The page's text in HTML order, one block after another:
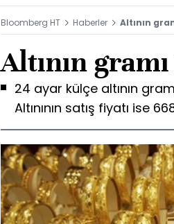
Bloomberg HT Haberler Altının
Altının
24 ayar külçe altının
Altınının satış fiyatı ise